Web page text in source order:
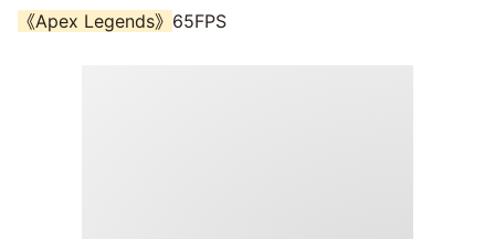
《Apex Legends》 65FPS